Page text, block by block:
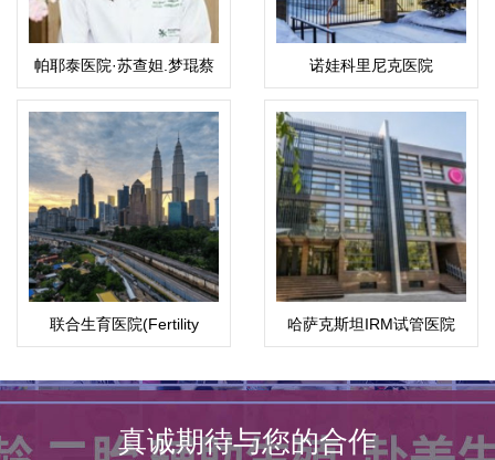
帕耶泰医院·苏查妲.梦琨蔡
帕（Suchada）
诺娃科里尼克医院
联合生育医院(Fertility
Associates)
哈萨克斯坦IRM试管医院
真诚期待与您的合作